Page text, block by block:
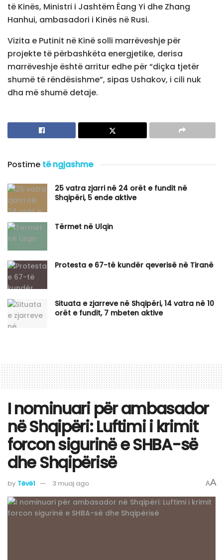
të Kinës, Ministri i Jashtëm Ëang Yi dhe Zhang
Hanhui, ambasadori i Kinës në Rusi.
Vizita e Putinit në Kinë solli marrëveshje për
projekte të përbashkëta energjetike, derisa
marrëveshje është arritur edhe për “diçka tjetër
shumë të rëndësishme”, sipas Ushakov, i cili nuk
dha më shumë detaje.
Postime të ngjashme
25 vatra zjarri në 24 orët e fundit në
Shqipëri, 5 ende aktive
Tërmet në Ulqin
Protesta e 67-të kundër qeverisë në Tiranë
Situata e zjarreve në Shqipëri, 14 vatra në 10
orët e fundit, 7 mbeten aktive
I nominuari për ambasador
në Shqipëri: Luftimi i krimit
forcon sigurinë e SHBA-së
dhe Shqipërisë
by Tëvë1 3 muaj ago AA